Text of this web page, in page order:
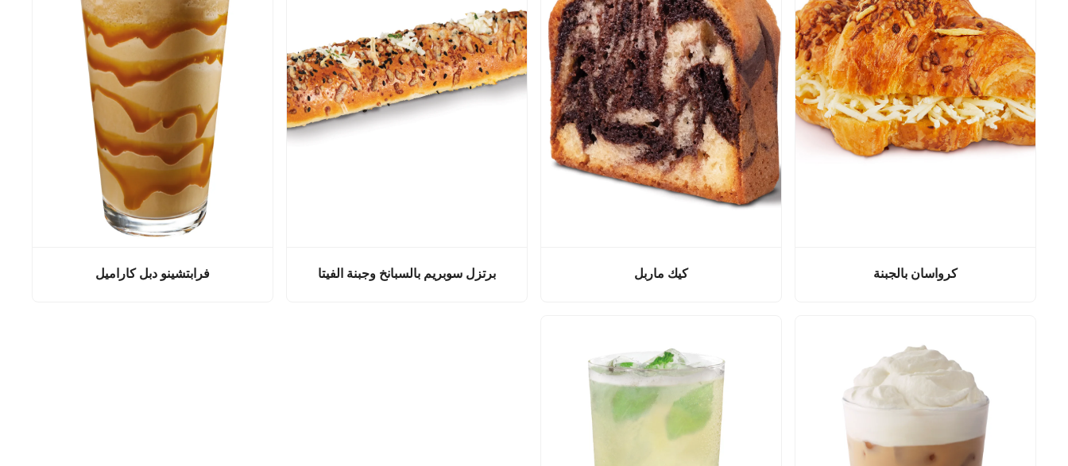
كرواسان بالجبنة كيك ماربل برتزل سوبريم بالسبانخ وجبنة الفيتا فرابتشينو دبل كاراميل